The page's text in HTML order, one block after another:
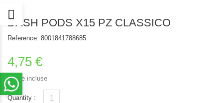
DASH PODS X15 PZ CLASSICO
Reference: 8001841788685
4,75 €
Tasse incluse
Quantity :